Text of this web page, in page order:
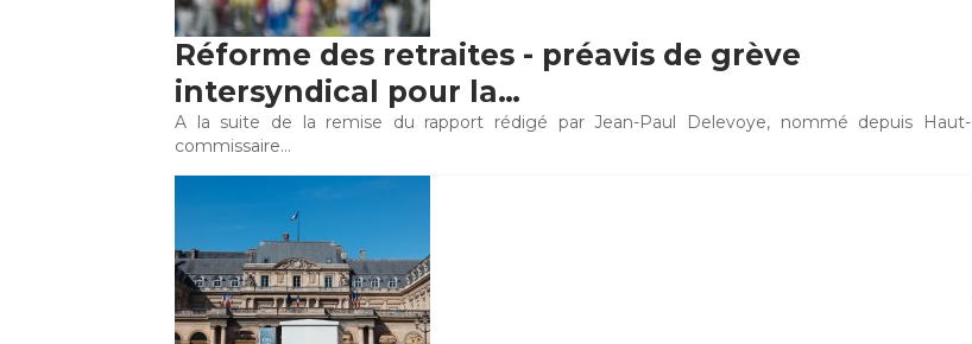
Réforme des retraites - préavis de grève
intersyndical pour la…
A la suite de la remise du rapport rédigé par Jean-Paul Delevoye, nommé depuis Haut-
commissaire…